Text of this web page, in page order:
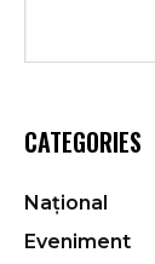
CATEGORIES
Național
Eveniment